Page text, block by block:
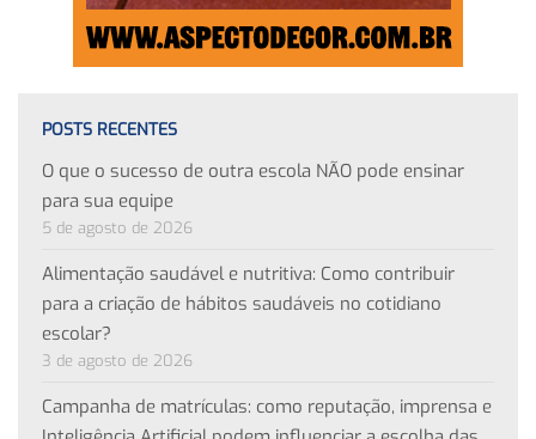
POSTS RECENTES
O que o sucesso de outra escola NÃO pode ensinar
para sua equipe
5 de agosto de 2026
Alimentação saudável e nutritiva: Como contribuir
para a criação de hábitos saudáveis no cotidiano
escolar?
3 de agosto de 2026
Campanha de matrículas: como reputação, imprensa e